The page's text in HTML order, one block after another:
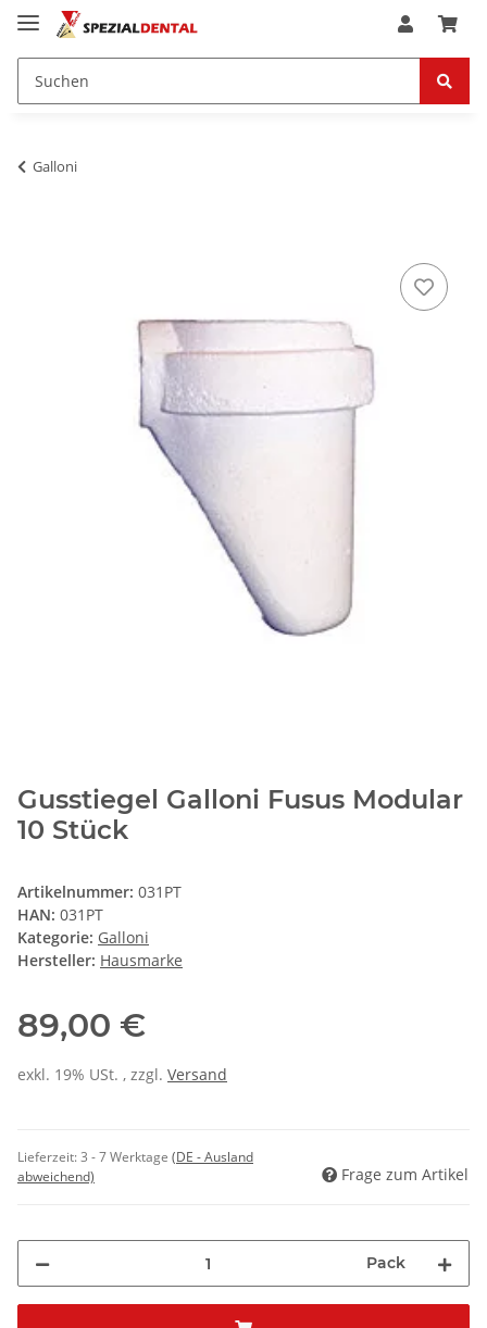
Galloni
Gusstiegel Galloni Fusus Modular
10 Stück
Artikelnummer: 031PT
HAN: 031PT
Kategorie: Galloni
Hersteller: Hausmarke
89,00 €
exkl. 19% USt. , zzgl. Versand
Lieferzeit:3 - 7 Werktage (DE - Ausland
abweichend)
Frage zum Artikel
Pack